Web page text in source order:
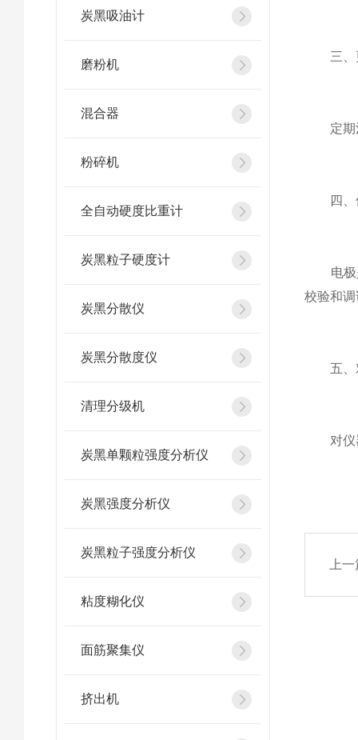
炭黑吸油计
磨粉机
混合器
粉碎机
全自动硬度比重计
炭黑粒子硬度计
炭黑分散仪
炭黑分散度仪
清理分级机
炭黑单颗粒强度分析仪
炭黑强度分析仪
炭黑粒子强度分析仪
粘度糊化仪
面筋聚集仪
挤出机
三、
定期清
四、
电极是
校验和
五、对
对仪器
上